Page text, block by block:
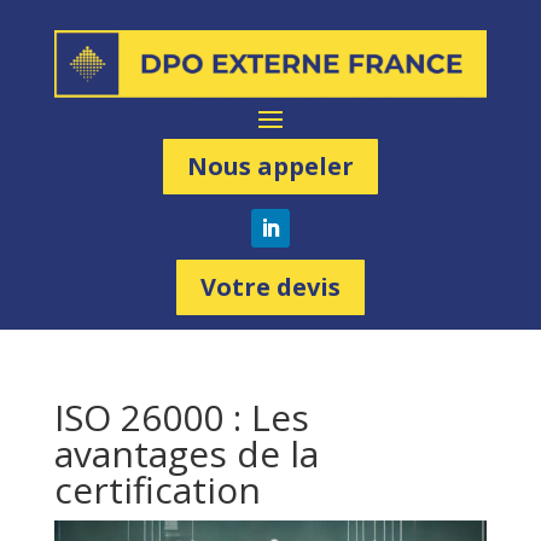
Nous appeler
Votre devis
ISO 26000 : Les
avantages de la
certification